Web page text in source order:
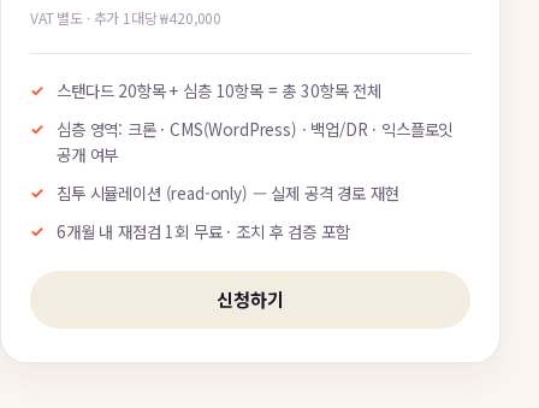
VAT 별도 · 추가 1대당 ₩420,000
스탠다드 20항목 + 심층 10항목 = 총 30항목 전체
심층 영역: 크론 · CMS(WordPress) · 백업/DR · 익스플로잇
공개 여부
침투 시뮬레이션 (read-only) — 실제 공격 경로 재현
6개월 내 재점검 1회 무료 · 조치 후 검증 포함
신청하기